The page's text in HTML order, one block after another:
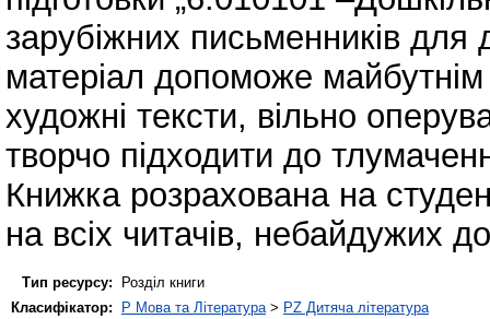
зарубіжних письменників
матеріал допоможе
художні тексти, вільно
творчо підходити до
Книжка розрахована на
на всіх читачів, небайдужих
Тип ресурсу:
Розділ книги
Класифікатор:
P Мова та Література > PZ Дитяча література